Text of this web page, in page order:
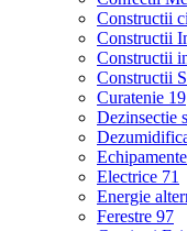
Constructii
Constructii
Constructii
Constructii
Curatenie 19
Dezinsectie
Electrice 71
Energie
Ferestre 97